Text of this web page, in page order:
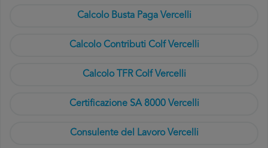
Calcolo Busta Paga Vercelli
Calcolo Contributi Colf Vercelli
Calcolo TFR Colf Vercelli
Certificazione SA 8000 Vercelli
Consulente del Lavoro Vercelli